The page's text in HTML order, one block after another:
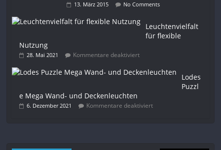
13. März 2015 No Comments
Leuchtenvielfalt
für flexible
Nutzung
28. Mai 2021 Kommentare deaktiviert
Lodes
Puzzl
e Mega Wand- und Deckenleuchten
6. Dezember 2021 Kommentare deaktiviert